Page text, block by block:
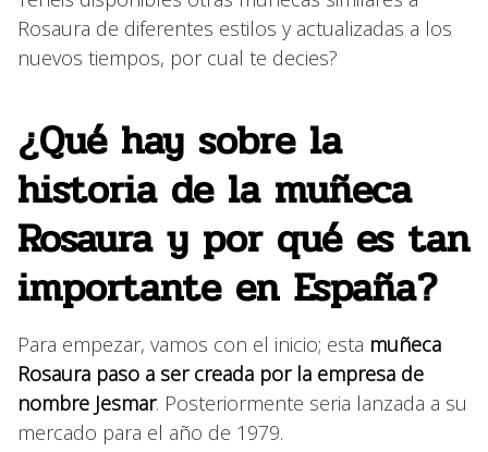
Rosaura de diferentes estilos y actualizadas a los
nuevos tiempos, por cual te decies?
¿Qué hay sobre la
historia de la muñeca
Rosaura y por qué es tan
importante en España?
Para empezar, vamos con el inicio; esta muñeca
Rosaura paso a ser creada por la empresa de
nombre Jesmar. Posteriormente seria lanzada a su
mercado para el año de 1979.